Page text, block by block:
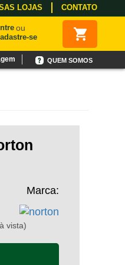
LOJAS CONTATO
ou
se
QUEM SOMOS
Marca:
vista)